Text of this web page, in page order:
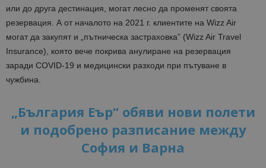
или до друга дестинация, могат лесно да променят своята
резервация. А от началото на 2021 г. клиентите на Wizz Air
могат да закупят и „пътническа застраховка” (Wizz Air Travel
Insurance), която вече покрива анулиране на резервация
заради COVID-19 и медицински разходи при пътуване в
чужбина.
„България Еър“ обяви нови полети
и подобрено разписание между
София и Варна